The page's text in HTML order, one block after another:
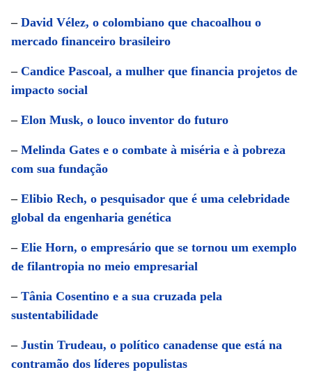
– David Vélez, o colombiano que chacoalhou o
mercado financeiro brasileiro
– Candice Pascoal, a mulher que financia projetos de
impacto social
– Elon Musk, o louco inventor do futuro
– Melinda Gates e o combate à miséria e à pobreza
com sua fundação
– Elibio Rech, o pesquisador que é uma celebridade
global da engenharia genética
– Elie Horn, o empresário que se tornou um exemplo
de filantropia no meio empresarial
– Tânia Cosentino e a sua cruzada pela
sustentabilidade
– Justin Trudeau, o político canadense que está na
contramão dos líderes populistas